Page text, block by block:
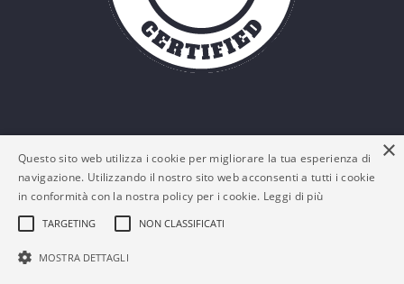
© Eltex Srl - P. IVA: 03161180132 -
×
Questo sito web utilizza i cookie per migliorare la tua esperienza di
navigazione. Utilizzando il nostro sito web acconsenti a tutti i cookie
in conformità con la nostra policy per i cookie. Leggi di più
TARGETING NON CLASSIFICATI
MOSTRA DETTAGLI